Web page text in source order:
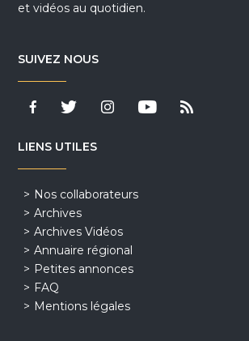
et vidéos au quotidien.
SUIVEZ NOUS
LIENS UTILES
Nos collaborateurs
Archives
Archives Vidéos
Annuaire régional
Petites annonces
FAQ
Mentions légales